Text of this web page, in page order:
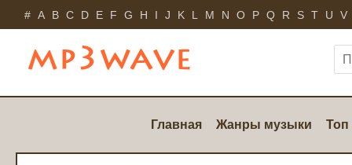
# A B C D E F G H I J K L M N O P Q R S T U V
Главная Жанры музыки Топ